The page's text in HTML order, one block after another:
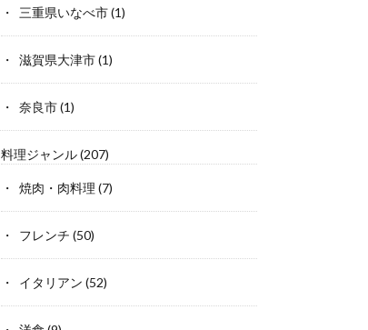
三重県いなべ市(1)
滋賀県大津市(1)
奈良市(1)
料理ジャンル(207)
焼肉・肉料理 (7)
フレンチ (50)
イタリアン (52)